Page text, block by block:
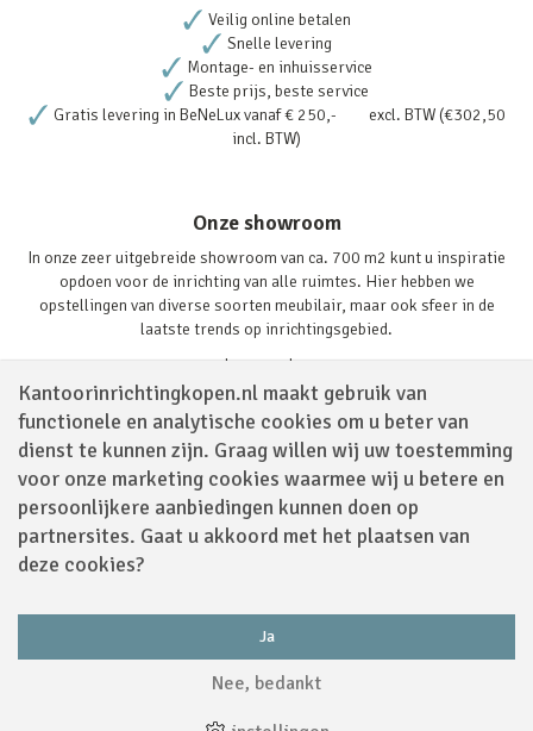
Kantoorinrichtingkopen.nl maakt gebruik van
functionele en analytische cookies om u beter van
dienst te kunnen zijn. Graag willen wij uw toestemming
voor onze marketing cookies waarmee wij u betere en
persoonlijkere aanbiedingen kunnen doen op
partnersites. Gaat u akkoord met het plaatsen van
deze cookies?
Ja
Nee, bedankt
Veilig online betalen
Snelle levering
Montage- en inhuisservice
Beste prijs, beste service
Gratis levering in BeNeLux vanaf € 250,- excl. BTW (€302,50
incl. BTW)
Onze showroom
In onze zeer uitgebreide showroom van ca. 700 m2 kunt u inspiratie
opdoen voor de inrichting van alle ruimtes. Hier hebben we
opstellingen van diverse soorten meubilair, maar ook sfeer in de
laatste trends op inrichtingsgebied.
Lees verder
Sitemap